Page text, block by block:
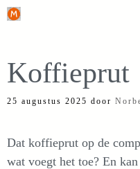
Ga
inhoud
Koffieprut
25 augustus 2025 door
Dat koffieprut op de
wat voegt het toe? En